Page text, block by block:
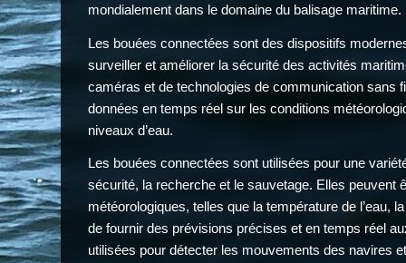
mondialement dans le domaine du balisage maritime.
Les bouées connectées sont des dispositifs
surveiller et améliorer la sécurité des activités
caméras et de technologies de communication sans
données en temps réel sur les conditions
niveaux d’eau.
Les bouées connectées sont utilisées pour une
sécurité, la recherche et le sauvetage. Elles peuvent
météorologiques, telles que la température de l’eau,
de fournir des prévisions précises et en temps réel
utilisées pour détecter les mouvements des navires